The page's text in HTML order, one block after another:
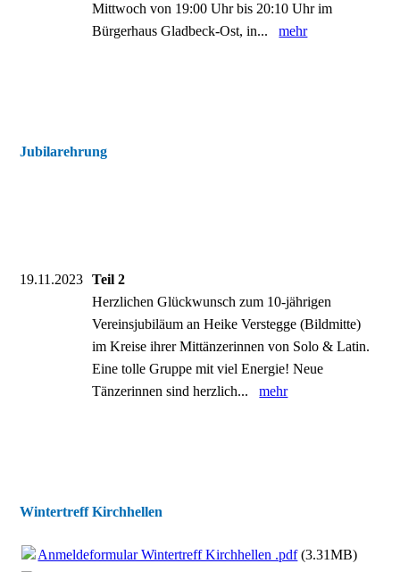
Mittwoch von 19:00 Uhr bis 20:10 Uhr im
Bürgerhaus Gladbeck-Ost, in...mehr
Jubilarehrung
19.11.2023
Teil 2
Herzlichen Glückwunsch zum 10-jährigen
Vereinsjubiläum an Heike Verstegge (Bildmitte)
im Kreise ihrer Mittänzerinnen von Solo & Latin.
Eine tolle Gruppe mit viel Energie! Neue
Tänzerinnen sind herzlich...mehr
Wintertreff Kirchhellen
Anmeldeformular Wintertreff Kirchhellen .pdf(3.31MB)